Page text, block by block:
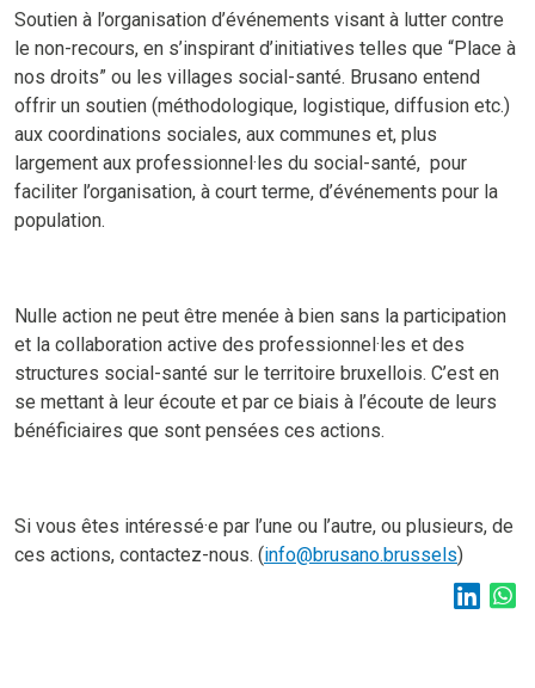
Soutien à l’organisation d’événements visant à lutter contre
le non-recours, en s’inspirant d’initiatives telles que “Place à
nos droits” ou les villages social-santé. Brusano entend
offrir un soutien (méthodologique, logistique, diffusion etc.)
aux coordinations sociales, aux communes et, plus
largement aux professionnel·les du social-santé, pour
faciliter l’organisation, à court terme, d’événements pour la
population.
Nulle action ne peut être menée à bien sans la participation
et la collaboration active des professionnel·les et des
structures social-santé sur le territoire bruxellois. C’est en
se mettant à leur écoute et par ce biais à l’écoute de leurs
bénéficiaires que sont pensées ces actions.
Si vous êtes intéressé·e par l’une ou l’autre, ou plusieurs, de
ces actions, contactez-nous. (info@brusano.brussels)